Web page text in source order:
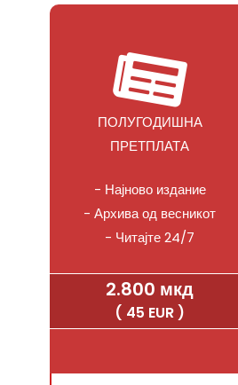
ПОЛУГОДИШНА
ПРЕТПЛАТА
- Најново издание
- Архива од весникот
- Читајте 24/7
2.800 мкд
( 45 EUR )